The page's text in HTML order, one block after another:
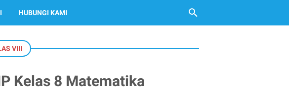
HUBUNGI KAMI
VIII
Kelas 8 Matematika